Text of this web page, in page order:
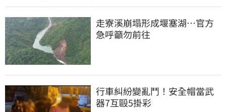
走寮溪崩塌形成堰塞湖…官方
急呼籲勿前往
行車糾紛變亂鬥！安全帽當武
器7互毆5掛彩